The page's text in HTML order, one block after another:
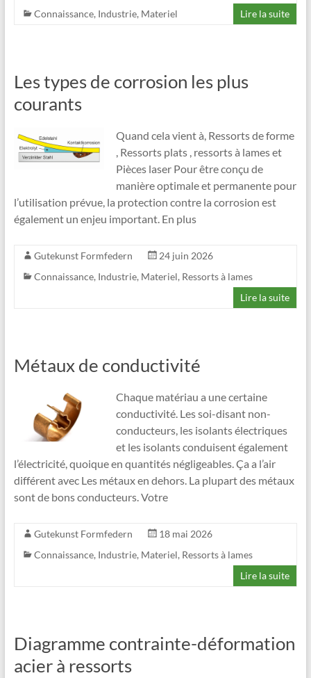
Connaissance, Industrie, Materiel Lire la suite
Les types de corrosion les plus
courants
Quand cela vient à, Ressorts de forme
, Ressorts plats , ressorts à lames et
Pièces laser Pour être conçu de
manière optimale et permanente pour
l’utilisation prévue, la protection contre la corrosion est
également un enjeu important. En plus
Gutekunst Formfedern
24 juin 2026
Connaissance, Industrie, Materiel, Ressorts à lames
Lire la suite
Métaux de conductivité
Chaque matériau a une certaine
conductivité. Les soi-disant non-
conducteurs, les isolants électriques
et les isolants conduisent également
l’électricité, quoique en quantités négligeables. Ça a l’air
différent avec Les métaux en dehors. La plupart des métaux
sont de bons conducteurs. Votre
Gutekunst Formfedern
18 mai 2026
Connaissance, Industrie, Materiel, Ressorts à lames
Lire la suite
Diagramme contrainte-déformation
acier à ressorts